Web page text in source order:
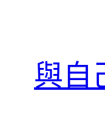
與自